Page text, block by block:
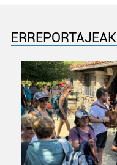
ERREPORTAJEAK